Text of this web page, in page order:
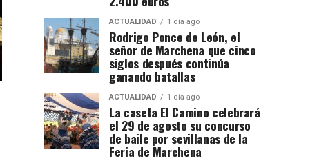
ACTUALIDAD 1 día ago
Rodrigo Ponce de León, el
señor de Marchena que cinco
siglos después continúa
ganando batallas
ACTUALIDAD 1 día ago
La caseta El Camino celebrará
el 29 de agosto su concurso
de baile por sevillanas de la
Feria de Marchena